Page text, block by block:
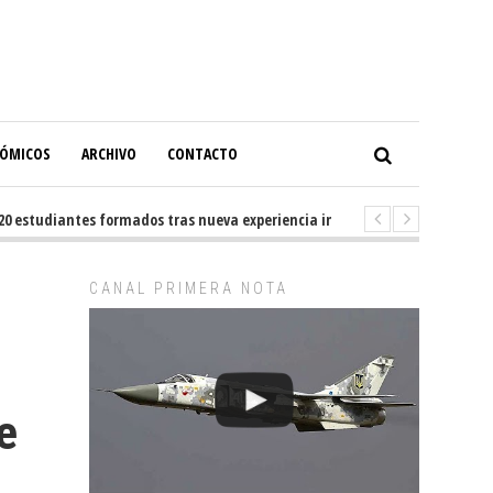
ARCHIVO CONTACTO
estudiantes formados tras nueva experiencia internacional en Buenos
CANAL PRIMERA NOTA